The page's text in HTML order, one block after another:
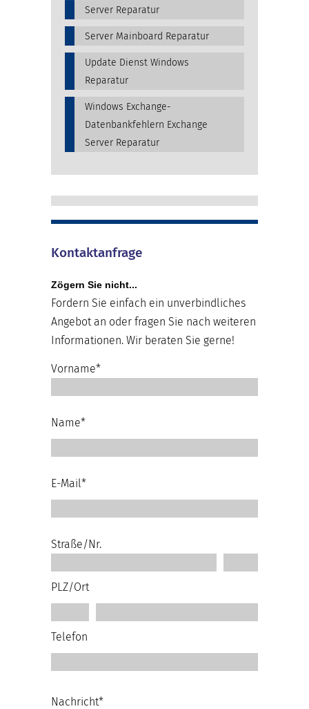
Server Reparatur
Server Mainboard Reparatur
Update Dienst Windows
Reparatur
Windows Exchange-
Datenbankfehlern Exchange
Server Reparatur
Kontaktanfrage
Zögern Sie nicht...
Fordern Sie einfach ein unverbindliches
Angebot an oder fragen Sie nach weiteren
Informationen. Wir beraten Sie gerne!
Vorname*
Name*
E-Mail*
Straße/Nr.
PLZ/Ort
Telefon
Nachricht*